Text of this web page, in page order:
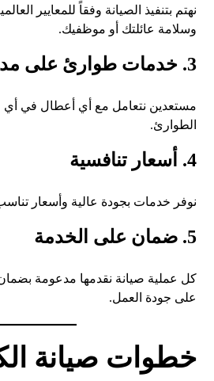
نهتم بتنفيذ الصيانة وفقاً للمعايير
وسلامة عائلتك أو موظفيك.
3. خدمات طوارئ على مدار الساعة
مستعدين نتعامل مع أي أعطال في
الطوارئ.
4. أسعار تنافسية
نوفر خدمات بجودة عالية وأسعار
5. ضمان على الخدمة
كل عملية صيانة نقدمها مدعومة
على جودة العمل.
خطوات صيانة